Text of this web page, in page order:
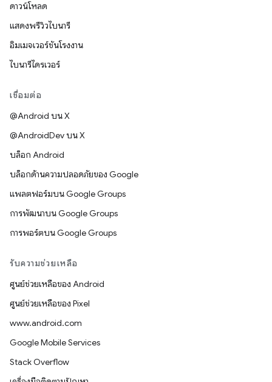
ดาวน์โหลด
แสดงพรีวิวไบนารี
อิมเมจเวอร์ชันโรงงาน
ไบนารีไดรเวอร์
เชื่อมต่อ
@Android บน X
@AndroidDev บน X
บล็อก Android
บล็อกด้านความปลอดภัยของ Google
แพลตฟอร์มบน Google Groups
การพัฒนาบน Google Groups
การพอร์ตบน Google Groups
รับความช่วยเหลือ
ศูนย์ช่วยเหลือของ Android
ศูนย์ช่วยเหลือของ Pixel
www.android.com
Google Mobile Services
Stack Overflow